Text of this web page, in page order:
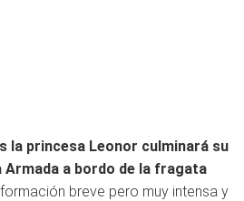
la princesa Leonor culminará su
a bordo de la fragata
breve pero muy intensa y